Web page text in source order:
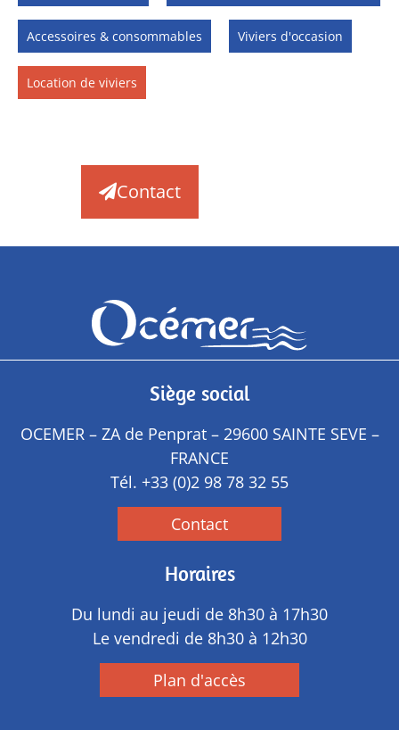
Contact
Accessoires & consommables Viviers d'occasion
Location de viviers
Siège social
OCEMER – ZA de Penprat – 29600 SAINTE SEVE –
FRANCE
Tél. +33 (0)2 98 78 32 55
Contact
Horaires
Du lundi au jeudi de 8h30 à 17h30
Le vendredi de 8h30 à 12h30
Plan d'accès